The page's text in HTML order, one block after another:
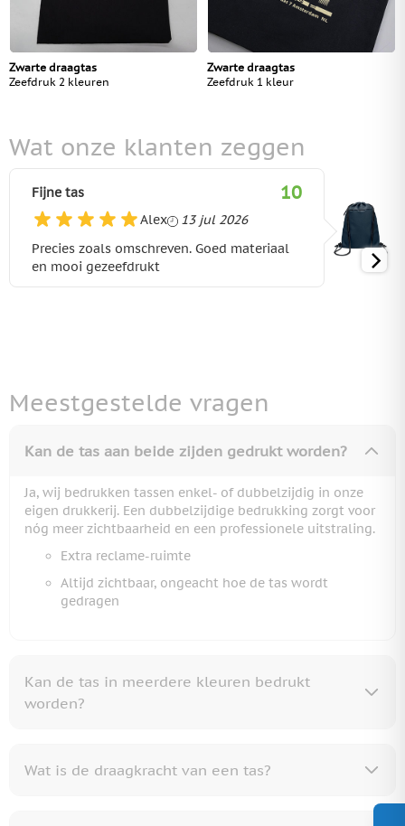
Wat onze klanten zeggen
Fijne tas
Alex
13 juli 2026
13 jul 2026
Precies zoals omschreven. Goed materiaal
en mooi gezeefdrukt
10
Zwarte draagtas
Zeefdruk 2 kleuren
Zwarte draagtas
Zeefdruk 1 kleur
Meestgestelde vragen
Kan de tas aan beide zijden gedrukt worden?
Ja, wij bedrukken tassen enkel- of dubbelzijdig in onze
eigen drukkerij. Een dubbelzijdige bedrukking zorgt voor
nóg meer zichtbaarheid en een professionele uitstraling.
Extra reclame-ruimte
Altijd zichtbaar, ongeacht hoe de tas wordt
gedragen
Kan de tas in meerdere kleuren bedrukt
worden?
Wat is de draagkracht van een tas?